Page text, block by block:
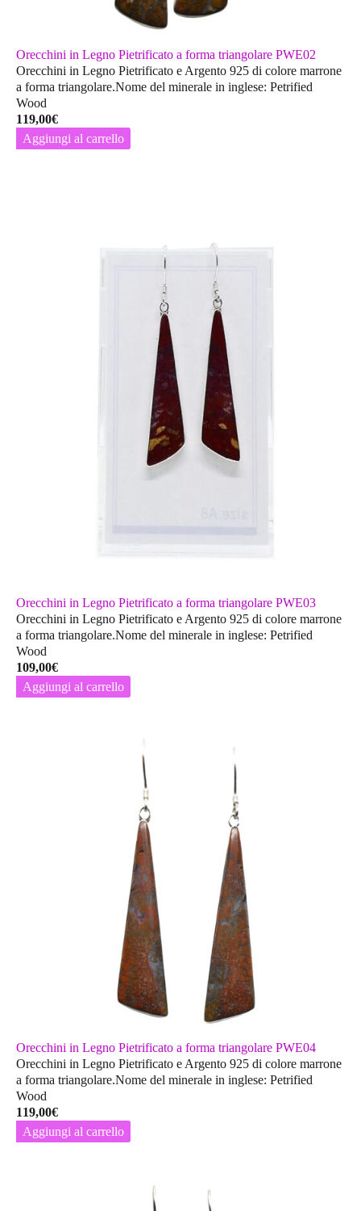
Orecchini in Legno Pietrificato a forma triangolare PWE02
Orecchini in Legno Pietrificato e Argento 925 di colore marrone
a forma triangolare.Nome del minerale in inglese: Petrified
Wood
119,00€
Aggiungi al carrello
Orecchini in Legno Pietrificato a forma triangolare PWE03
Orecchini in Legno Pietrificato e Argento 925 di colore marrone
a forma triangolare.Nome del minerale in inglese: Petrified
Wood
109,00€
Aggiungi al carrello
Orecchini in Legno Pietrificato a forma triangolare PWE04
Orecchini in Legno Pietrificato e Argento 925 di colore marrone
a forma triangolare.Nome del minerale in inglese: Petrified
Wood
119,00€
Aggiungi al carrello